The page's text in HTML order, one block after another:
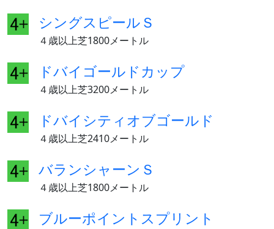
シングスピールＳ
４歳以上芝1800メートル
ドバイゴールドカップ
４歳以上芝3200メートル
ドバイシティオブゴールド
４歳以上芝2410メートル
バランシャーンＳ
４歳以上芝1800メートル
ブルーポイントスプリント